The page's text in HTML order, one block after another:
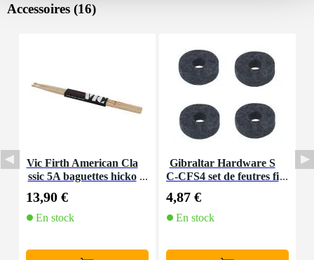
Accessoires (16)
Vic Firth American Cla
ssic 5A baguettes hicko
13,90 €
En stock
Gibraltar Hardware S
C-CFS4 set de feutres fi
4,87 €
En stock